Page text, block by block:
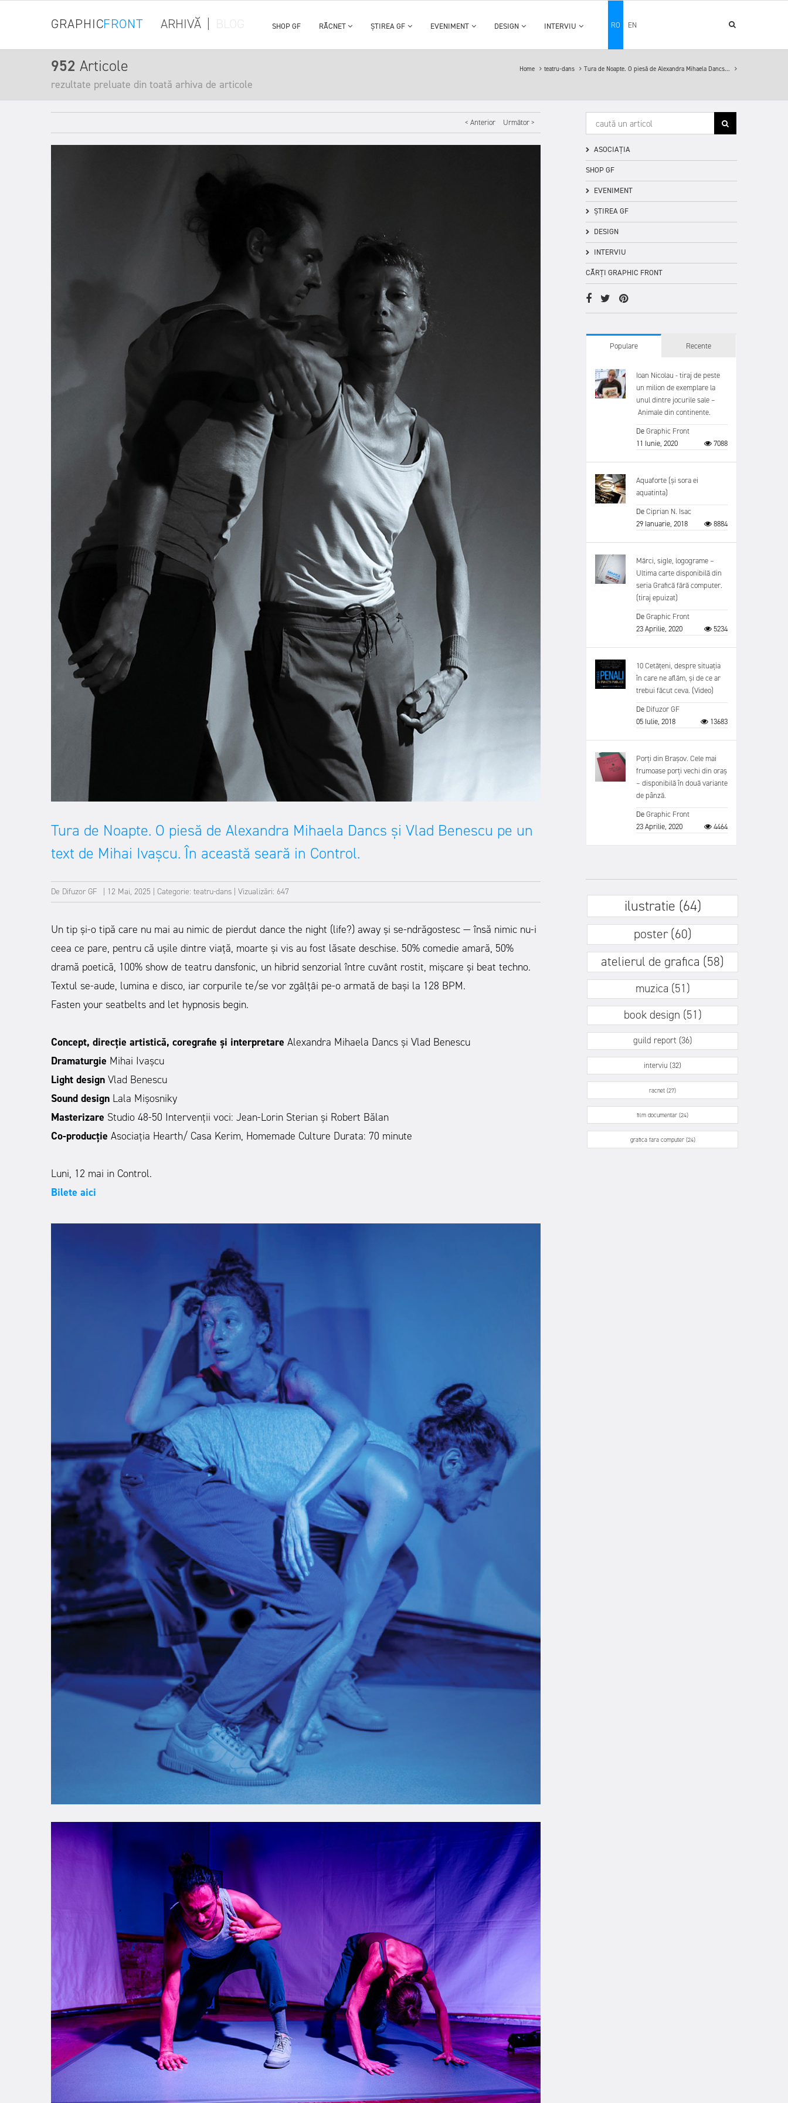
GRAPHICFRONT ARHIVĂ SHOP GF RĂCNET ȘTIREA GF EVENIMENT DESIGN INTERVIU RO EN
952 Articole
rezultate preluate din toată arhiva de articole
Home teatru-dans Tura de Noapte. O piesă de Alexandra Mihaela Dancs...
< Anterior Următor >
Tura de Noapte. O piesă de Alexandra Mihaela Dancs și Vlad Benescu pe un
text de Mihai Ivașcu. În această seară in Control.
De Difuzor GF | 12 Mai, 2025 | Categorie: teatru-dans | Vizualizări: 647
Un tip și-o tipă care nu mai au nimic de pierdut dance the night (life?) away și se-ndrăgostesc — însă nimic nu-i
ceea ce pare, pentru că ușile dintre viață, moarte și vis au fost lăsate deschise. 50% comedie amară, 50%
dramă poetică, 100% show de teatru dansfonic, un hibrid senzorial între cuvânt rostit, mișcare și beat techno.
Textul se-aude, lumina e disco, iar corpurile te/se vor zgâlțâi pe-o armată de bași la 128 BPM.
Fasten your seatbelts and let hypnosis begin.
Concept, direcție artistică, coregrafie și interpretare Alexandra Mihaela Dancs și Vlad Benescu
Dramaturgie Mihai Ivașcu
Light design Vlad Benescu
Sound design Lala Mișosniky
Masterizare Studio 48-50 Intervenții voci: Jean-Lorin Sterian și Robert Bălan
Co-producție Asociația Hearth/ Casa Kerim, Homemade Culture Durata: 70 minute
Luni, 12 mai in Control.
Bilete aici
ASOCIAȚIA
SHOP GF
EVENIMENT
ȘTIREA GF
DESIGN
INTERVIU
CĂRȚI GRAPHIC FRONT
Populare Recente
Ioan Nicolau - tiraj de peste
un milion de exemplare la
unul dintre jocurile sale –
Animale din continente.
DeGraphic Front
11 Iunie, 2020
7088
Aquaforte (și sora ei
aquatinta)
DeCiprian N. Isac
29 Ianuarie, 2018
8884
Mărci, sigle, logograme –
Ultima carte disponibilă din
seria Grafică fără computer.
(tiraj epuizat)
DeGraphic Front
23 Aprilie, 2020
5234
10 Cetățeni, despre situația
în care ne aflăm, și de ce ar
trebui făcut ceva. (Video)
De Difuzor GF
05 Iulie, 2018
13683
Porți din Brașov. Cele mai
frumoase porți vechi din oraș
– disponibilă în două variante
de pânză.
DeGraphic Front
23 Aprilie, 2020
4464
ilustratie (64)
poster (60)
atelierul de grafica (58)
muzica (51)
book design (51)
guild report (36)
interviu (32)
racnet (27)
film documentar (24)
grafica fara computer (24)